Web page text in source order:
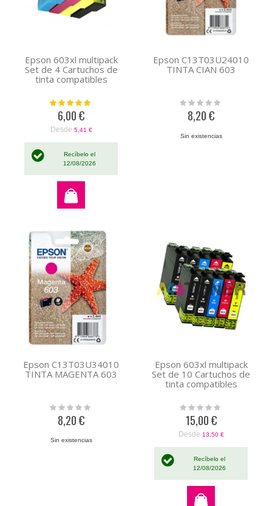
Epson 603xl multipack
Set de 4 Cartuchos de
tinta compatibles
Valoración:
6,00 €
Desde 5,41 €
Recíbelo el
12/08/2026
Epson C13T03U24010
TINTA CIAN 603
Rating:
8,20 €
Sin existencias
Epson C13T03U34010
TINTA MAGENTA 603
Rating:
8,20 €
Sin existencias
Epson 603xl multipack
Set de 10 Cartuchos de
tinta compatibles
Rating:
15,00 €
Desde 13,50 €
Recíbelo el
12/08/2026